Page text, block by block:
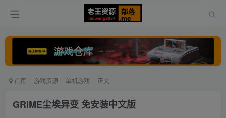
首页 游戏资源 单机游戏 正文
GRIME尘埃异变 免安装中文版